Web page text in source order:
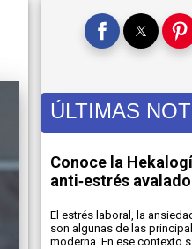
ÚLTIMAS
Conoce la
anti‑estrés
El estrés laboral, la
son algunas de las
moderna. En ese contexto